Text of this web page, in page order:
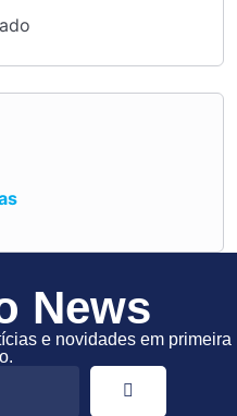
News
e novidades em primeira